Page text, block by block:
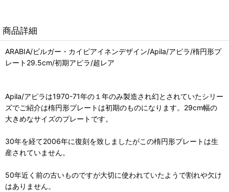
商品詳細
ARABIA/ビルガー・カイピアイネンデザイン/Apila/アピラ/楕円形プ
レート29.5cm/初期アピラ/超レア
Apila/アピラは1970-71年の１年のみ製造され幻とされていたシリー
ズでご紹介は楕円形プレートは初期のものになります。29cm幅の
大きめなサイズのプレートです。
30年を経て2006年に復刻を致しましたがこの楕円形プレートは生
産されていません。
50年近く前の古いものですが大切に使われていたようで割れや欠け
はありません。